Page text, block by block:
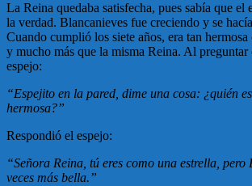
La Reina quedaba satisfecha, pues sabía que el
la verdad. Blancanieves fue creciendo y se
Cuando cumplió los siete años, era tan
y mucho más que la misma Reina. Al preguntar
espejo:
“Espejito en la pared, dime una cosa: ¿quién
hermosa?”
Respondió el espejo:
“Señora Reina, tú eres como una estrella, pero
veces más bella.”